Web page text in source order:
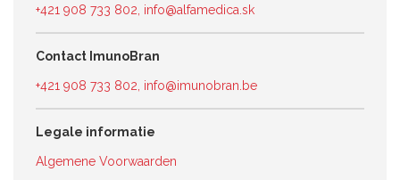
+421 908 733 802 info@alfamedica.sk
Contact ImunoBran
+421 908 733 802 info@imunobran.be
Legale informatie
Algemene Voorwaarden